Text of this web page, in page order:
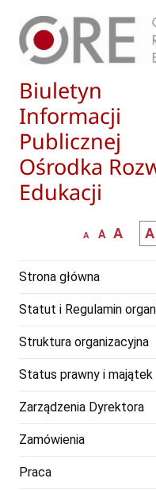
Biuletyn
Informacji
Publicznej
Ośrodka
Edukacji
mniejsza
A
normalna
A
większa-
A A
Strona główna
Statut i Regulamin
Struktura organizacyjna
Status prawny i majątek
Zarządzenia Dyrektora
rozwiń
menu
Zamówienia
Praca